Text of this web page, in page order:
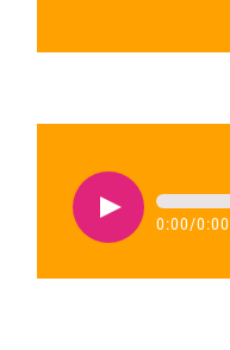
0:00/0:00